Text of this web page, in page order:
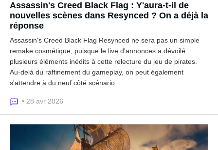
Assassin's Creed Black Flag : Y'aura-t-il de
nouvelles scènes dans Resynced ? On a déjà la
réponse
Assassin's Creed Black Flag Resynced ne sera pas un simple
remake cosmétique, puisque le live d'annonces a dévoilé
plusieurs éléments inédits à cette relecture du jeu de pirates.
Au-delà du raffinement du gameplay, on peut également
s'attendre à du neuf côté scénario
• 28 avr 2026